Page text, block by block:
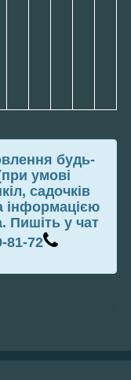
будь-
умові
садочків
інформацією
Пишіть у чат
81-72